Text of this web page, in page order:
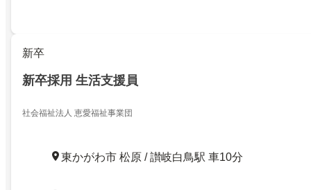
新卒
新卒採用 生活支援員
社会福祉法人 恵愛福祉事業団
東かがわ市 松原 / 讃岐白鳥駅 車10分